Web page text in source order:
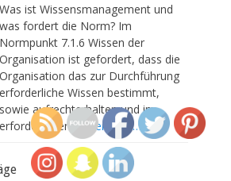
t
d
o
n
Was ist Wissensmanagement und
was fordert die Norm? Im
Normpunkt 7.1.6 Wissen der
Organisation ist gefordert, dass die
Organisation das zur Durchführung
erforderliche Wissen bestimmt,
sowie aufrechterhalten und im
erforderlichenweiterlesen…